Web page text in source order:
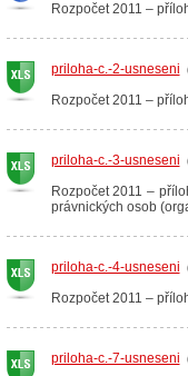
Rozpočet 2011 –
priloha-c.-2-usneseni
Rozpočet 2011 –
priloha-c.-3-usneseni
Rozpočet 2011 –
právnických osob
priloha-c.-4-usneseni
Rozpočet 2011 –
priloha-c.-7-usneseni